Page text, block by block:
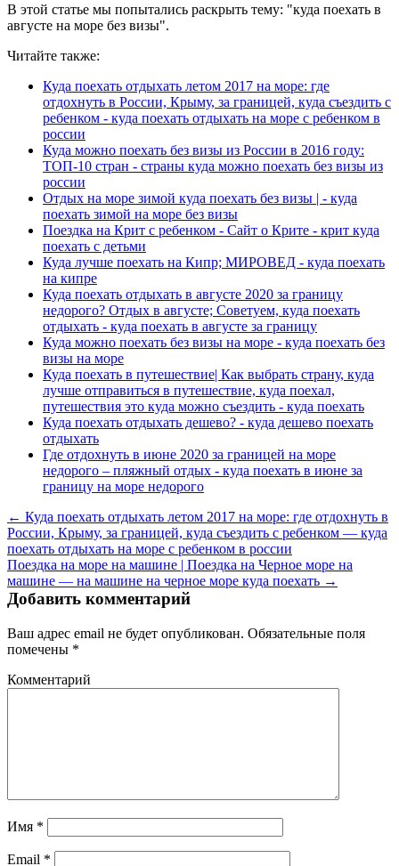
В этой статье мы попытались раскрыть тему: "куда поехать в
августе на море без визы".
Читайте также:
Куда поехать отдыхать летом 2017 на море: где
отдохнуть в России, Крыму, за границей, куда съездить с
ребенком - куда поехать отдыхать на море с ребенком в
россии
Куда можно поехать без визы из России в 2016 году:
ТОП-10 стран - страны куда можно поехать без визы из
россии
Отдых на море зимой куда поехать без визы | - куда
поехать зимой на море без визы
Поездка на Крит с ребенком - Сайт о Крите - крит куда
поехать с детьми
Куда лучше поехать на Кипр; МИРОВЕД - куда поехать
на кипре
Куда поехать отдыхать в августе 2020 за границу
недорого? Отдых в августе; Советуем, куда поехать
отдыхать - куда поехать в августе за границу
Куда можно поехать без визы на море - куда поехать без
визы на море
Куда поехать в путешествие| Как выбрать страну, куда
лучше отправиться в путешествие, куда поехал,
путешествия это куда можно съездить - куда поехать
Куда поехать отдыхать дешево? - куда дешево поехать
отдыхать
Где отдохнуть в июне 2020 за границей на море
недорого – пляжный отдых - куда поехать в июне за
границу на море недорого
← Куда поехать отдыхать летом 2017 на море: где отдохнуть в
России, Крыму, за границей, куда съездить с ребенком — куда
поехать отдыхать на море с ребенком в россии
Поездка на море на машине | Поездка на Черное море на
машине — на машине на черное море куда поехать →
Добавить комментарий
Ваш адрес email не будет опубликован. Обязательные поля
помечены *
Комментарий
Имя *
Email *